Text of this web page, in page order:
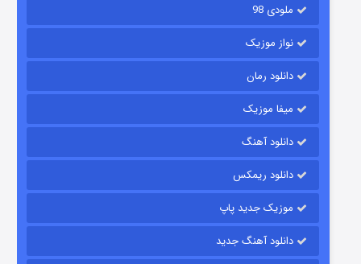
قسمت
ملودی 98
نواز موزیک
دانلود رمان
میفا موزیک
دانلود آهنگ
دانلود ریمکس
موزیک جدید پاپ
دانلود آهنگ جدید